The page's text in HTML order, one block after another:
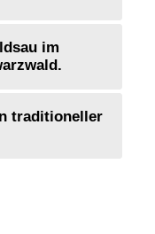
im
traditioneller